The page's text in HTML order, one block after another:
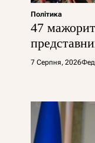
Політика
47
7 Серпня, 2026